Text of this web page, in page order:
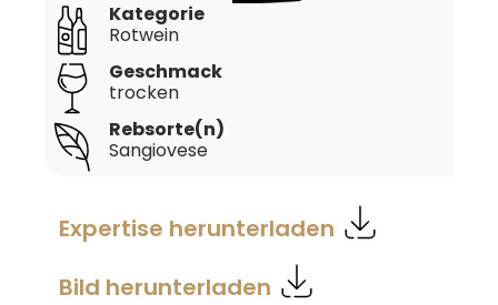
Geschmack
trocken
Kategorie
Rotwein
Rebsorte(n)
Sangiovese
Expertise herunterladen
Bild herunterladen